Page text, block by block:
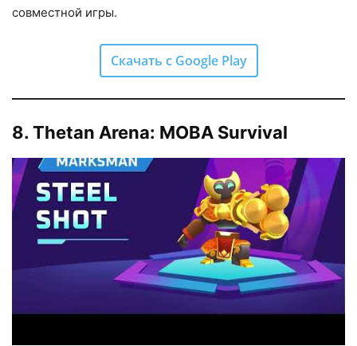
совместной игры.
Скачать с Google Play
8. Thetan Arena: MOBA Survival